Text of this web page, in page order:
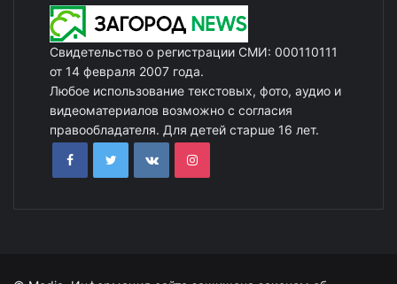
Свидетельство о регистрации СМИ: 000110111
от 14 февраля 2007 года.
Любое использование текстовых, фото, аудио и
видеоматериалов возможно с согласия
правообладателя. Для детей старше 16 лет.